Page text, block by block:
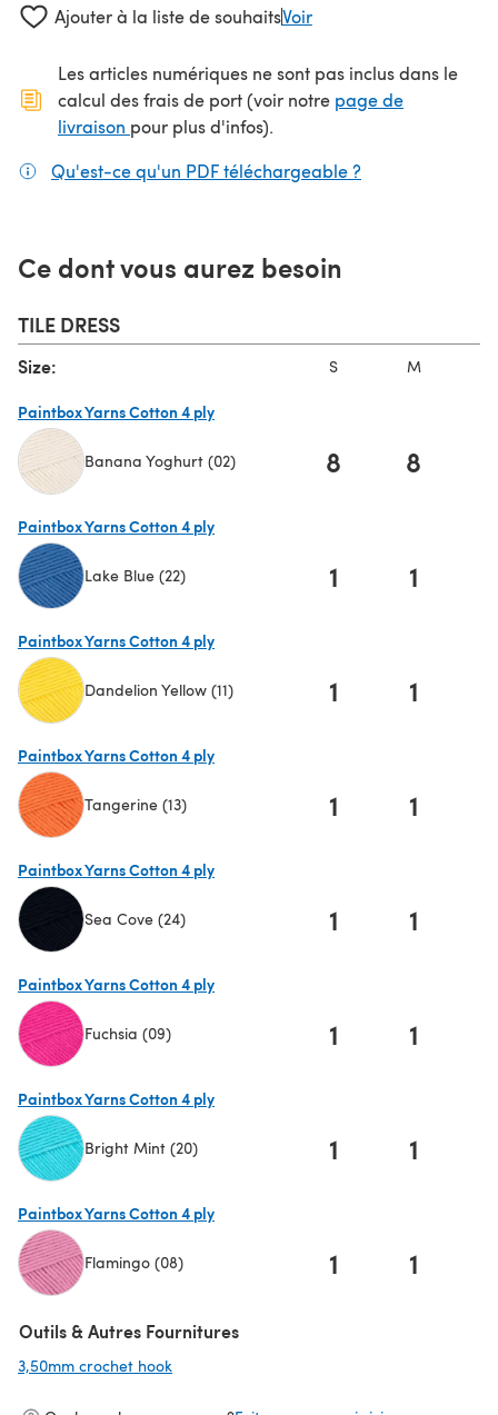
Ajouter à la liste de souhaitsVoir
Les articles numériques ne sont pas inclus dans le
calcul des frais de port (voir notre page de
livraison (s'ouvre dans un nouvel onglet)
pour plus d'infos).
Qu'est-ce qu'un PDF téléchargeable ?
Ce dont vous aurez besoin
TILE DRESS
Size: S M
Paintbox Yarns Cotton 4 ply
Banana Yoghurt (02) 8 8
Paintbox Yarns Cotton 4 ply
Lake Blue (22) 1 1
Paintbox Yarns Cotton 4 ply
Dandelion Yellow (11) 1 1
Paintbox Yarns Cotton 4 ply
Tangerine (13) 1 1
Paintbox Yarns Cotton 4 ply
Sea Cove (24) 1 1
Paintbox Yarns Cotton 4 ply
Fuchsia (09) 1 1
Paintbox Yarns Cotton 4 ply
Bright Mint (20) 1 1
Paintbox Yarns Cotton 4 ply
Flamingo (08) 1 1
Outils & Autres Fournitures
3,50mm crochet hook